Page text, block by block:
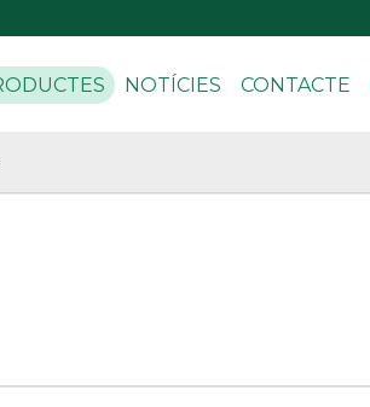
NOTÍCIES CONTACTE